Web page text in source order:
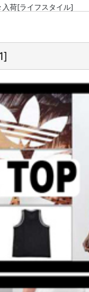
荷[ライフスタイル]
]